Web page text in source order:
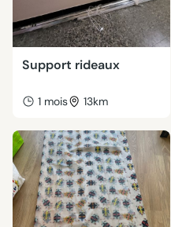
Support rideaux
1 mois 13km